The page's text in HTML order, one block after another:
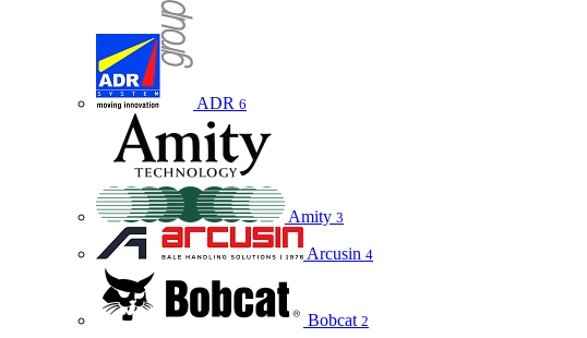
ADR 6
Amity 3
Arcusin 4
Bobcat 2